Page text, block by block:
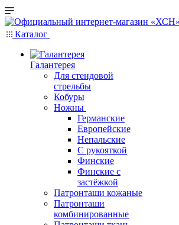
Каталог
Галантерея
Для стендовой
стрельбы
Кобуры
Ножны
Германские
Европейские
Непальские
С рукояткой
Финские
Финские с
застёжкой
Патронташи кожаные
Патронташи
комбинированные